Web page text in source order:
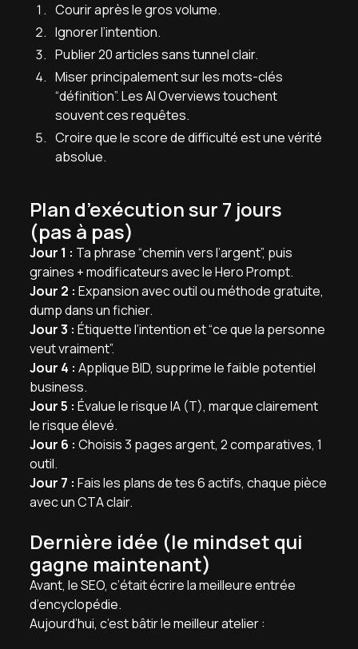
Courir après le gros volume.
Ignorer l’intention.
Publier 20 articles sans tunnel clair.
Miser principalement sur les mots-clés
“définition”. Les AI Overviews touchent
souvent ces requêtes.
Croire que le score de difficulté est une vérité
absolue.
Plan d’exécution sur 7 jours
(pas à pas)
Jour 1 : Ta phrase “chemin vers l’argent”, puis
graines + modificateurs avec le Hero Prompt.
Jour 2 : Expansion avec outil ou méthode gratuite,
dump dans un fichier.
Jour 3 : Étiquette l’intention et “ce que la personne
veut vraiment”.
Jour 4 : Applique BID, supprime le faible potentiel
business.
Jour 5 : Évalue le risque IA (T), marque clairement
le risque élevé.
Jour 6 : Choisis 3 pages argent, 2 comparatives, 1
outil.
Jour 7 : Fais les plans de tes 6 actifs, chaque pièce
avec un CTA clair.
Dernière idée (le mindset qui
gagne maintenant)
Avant, le SEO, c’était écrire la meilleure entrée
d’encyclopédie.
Aujourd’hui, c’est bâtir le meilleur atelier :